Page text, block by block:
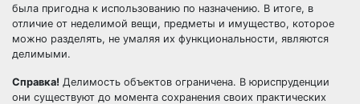
была пригодна к использованию по назначению. В итоге, в
отличие от неделимой вещи, предметы и имущество, которое
можно разделять, не умаляя их функциональности, являются
делимыми.
Справка! Делимость объектов ограничена. В юриспруденции
они существуют до момента сохранения своих практических